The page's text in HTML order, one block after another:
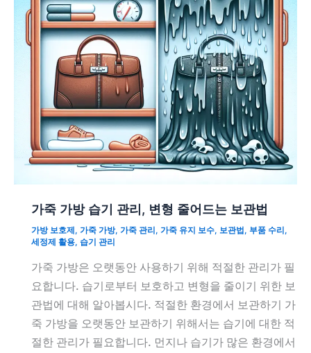
가죽 가방 습기 관리, 변형 줄어드는 보관법
가방 보호제 , 가죽 가방, 가죽 관리 , 가죽 유지 보수, 보관법 , 부품 수리 ,
세정제 활용, 습기 관리
가죽 가방은 오랫동안 사용하기 위해 적절한 관리가 필
요합니다. 습기로부터 보호하고 변형을 줄이기 위한 보
관법에 대해 알아봅시다. 적절한 환경에서 보관하기 가
죽 가방을 오랫동안 보관하기 위해서는 습기에 대한 적
절한 관리가 필요합니다. 먼지나 습기가 많은 환경에서